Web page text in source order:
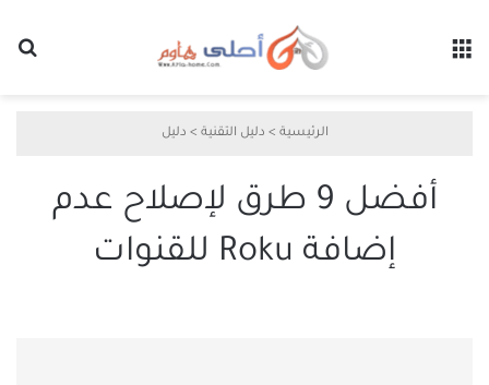
الرئيسية > دليل التقنية > دليل
أفضل 9 طرق لإصلاح عدم
إضافة Roku للقنوات